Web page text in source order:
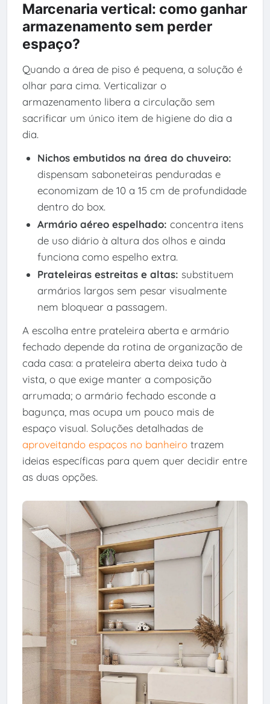
Marcenaria vertical: como ganhar
armazenamento sem perder
espaço?
Quando a área de piso é pequena, a solução é
olhar para cima. Verticalizar o
armazenamento libera a circulação sem
sacrificar um único item de higiene do dia a
dia.
Nichos embutidos na área do chuveiro:
dispensam saboneteiras penduradas e
economizam de 10 a 15 cm de profundidade
dentro do box.
Armário aéreo espelhado: concentra itens
de uso diário à altura dos olhos e ainda
funciona como espelho extra.
Prateleiras estreitas e altas: substituem
armários largos sem pesar visualmente
nem bloquear a passagem.
A escolha entre prateleira aberta e armário
fechado depende da rotina de organização de
cada casa: a prateleira aberta deixa tudo à
vista, o que exige manter a composição
arrumada; o armário fechado esconde a
bagunça, mas ocupa um pouco mais de
espaço visual. Soluções detalhadas de
aproveitando espaços no banheirotrazem
ideias específicas para quem quer decidir entre
as duas opções.